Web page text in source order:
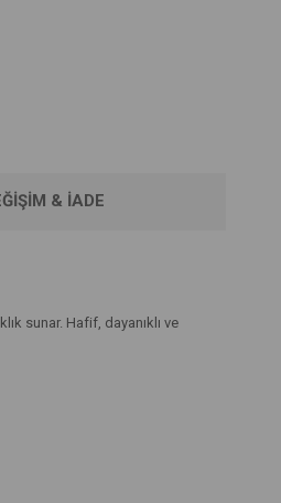
& İADE
sunar. Hafif, dayanıklı ve